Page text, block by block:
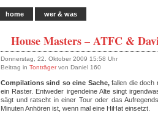
home wer & was
House Masters – ATFC &
Donnerstag, 22. Oktober 2009 15:58 Uhr
Beitrag in Tonträgervon Daniel 160
Compilations sind so eine Sache,fallen die doch
ein Raster. Entweder irgendeine Alte singt
sägt und ratscht in einer Tour oder das
Minuten Anhören ist, wenn mal eine HiHat einsetzt.